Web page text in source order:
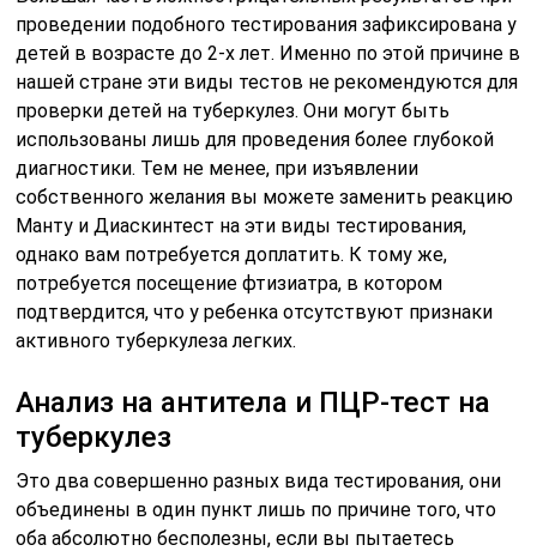
проведении подобного тестирования зафиксирована у
детей в возрасте до 2-х лет. Именно по этой причине в
нашей стране эти виды тестов не рекомендуются для
проверки детей на туберкулез. Они могут быть
использованы лишь для проведения более глубокой
диагностики. Тем не менее, при изъявлении
собственного желания вы можете заменить реакцию
Манту и Диаскинтест на эти виды тестирования,
однако вам потребуется доплатить. К тому же,
потребуется посещение фтизиатра, в котором
подтвердится, что у ребенка отсутствуют признаки
активного туберкулеза легких.
Анализ на антитела и ПЦР-тест на
туберкулез
Это два совершенно разных вида тестирования, они
объединены в один пункт лишь по причине того, что
оба абсолютно бесполезны, если вы пытаетесь